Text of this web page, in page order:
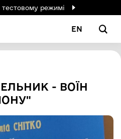
режимі
EN
- ВОЇН